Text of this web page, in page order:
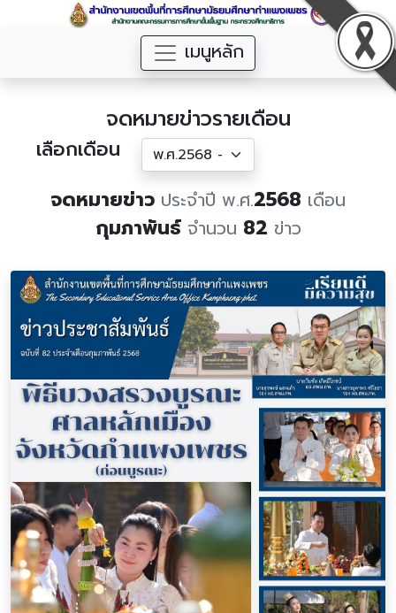
เมนูหลัก
จดหมายข่าวรายเดือน
เลือกเดือน
จดหมายข่าว ประจำปี พ.ศ.2568 เดือน
กุมภาพันธ์จำนวน 82 ข่าว